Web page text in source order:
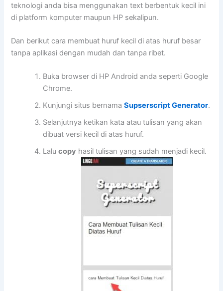
teknologi anda bisa menggunakan text berbentuk kecil ini
di platform komputer maupun HP sekalipun.
Dan berikut cara membuat huruf kecil di atas huruf besar
tanpa aplikasi dengan mudah dan tanpa ribet.
Buka browser di HP Android anda seperti Google
Chrome.
Kunjungi situs bernamaSupserscript Generator.
Selanjutnya ketikan kata atau tulisan yang akan
dibuat versi kecil di atas huruf.
Lalucopy hasil tulisan yang sudah menjadi kecil.